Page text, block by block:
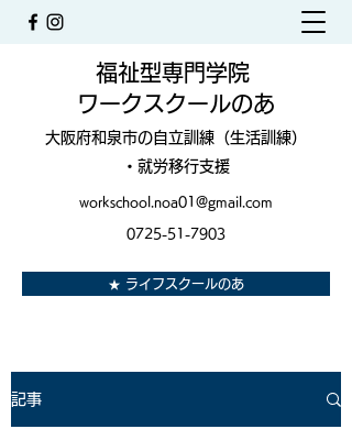
福祉型専門学院
ワークスクールのあ
大阪府和泉市の自立訓練（生活訓練）
・就労移行支援
workschool.noa01@gmail.com
0725-51-7903
★ ライフスクールのあ
記事